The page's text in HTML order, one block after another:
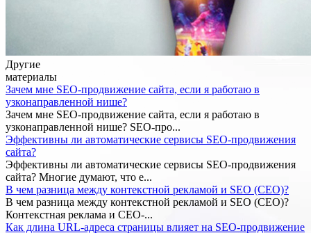
Другие
материалы
Зачем мне SEO-продвижение сайта, если я работаю в
узконаправленной нише?
Зачем мне SEO-продвижение сайта, если я работаю в
узконаправленной нише? SEO-про...
Эффективны ли автоматические сервисы SEO-продвижения
сайта?
Эффективны ли автоматические сервисы SEO-продвижения
сайта? Многие думают, что е...
В чем разница между контекстной рекламой и SEO (СЕО)?
В чем разница между контекстной рекламой и SEO (СЕО)?
Контекстная реклама и СЕО-...
Как длина URL-адреса страницы влияет на SEO-продвижение